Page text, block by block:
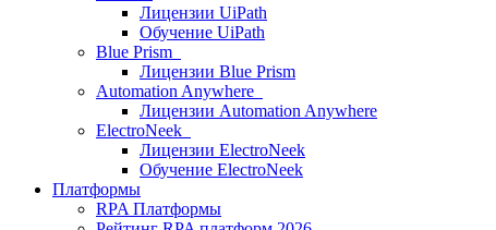
Лицензии UiPath
Обучение UiPath
Blue Prism
Лицензии Blue Prism
Automation Anywhere
Лицензии Automation Anywhere
ElectroNeek
Лицензии ElectroNeek
Обучение ElectroNeek
Платформы
RPA Платформы